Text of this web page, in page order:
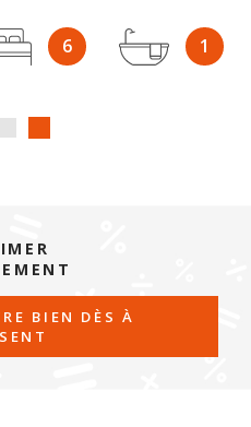
6 1
BIEN DÈS À